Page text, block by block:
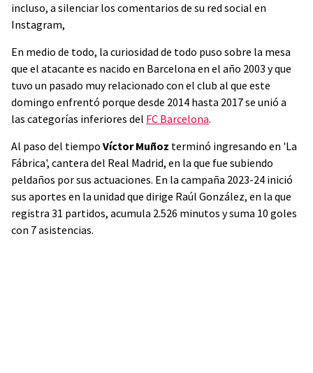
incluso, a silenciar los comentarios de su red social en
Instagram,
En medio de todo, la curiosidad de todo puso sobre la mesa
que el atacante es nacido en Barcelona en el año 2003 y que
tuvo un pasado muy relacionado con el club al que este
domingo enfrentó porque desde 2014 hasta 2017 se unió a
las categorías inferiores del FC Barcelona.
Al paso del tiempo Víctor Muñoz terminó ingresando en 'La
Fábrica', cantera del Real Madrid, en la que fue subiendo
peldaños por sus actuaciones. En la campaña 2023-24 inició
sus aportes en la unidad que dirige Raúl González, en la que
registra 31 partidos, acumula 2.526 minutos y suma 10 goles
con 7 asistencias.